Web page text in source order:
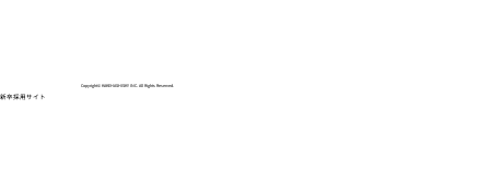
​新卒採用サイト
Copyright© KAKEHASHISKY INC. All Rights Reserved.